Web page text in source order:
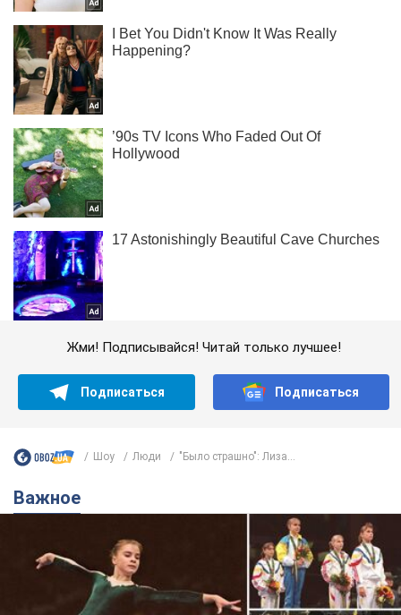
Жми! Подписывайся! Читай только лучшее!
Подписаться Подписаться
Шоу Люди "Было страшно": Лиза...
Важное